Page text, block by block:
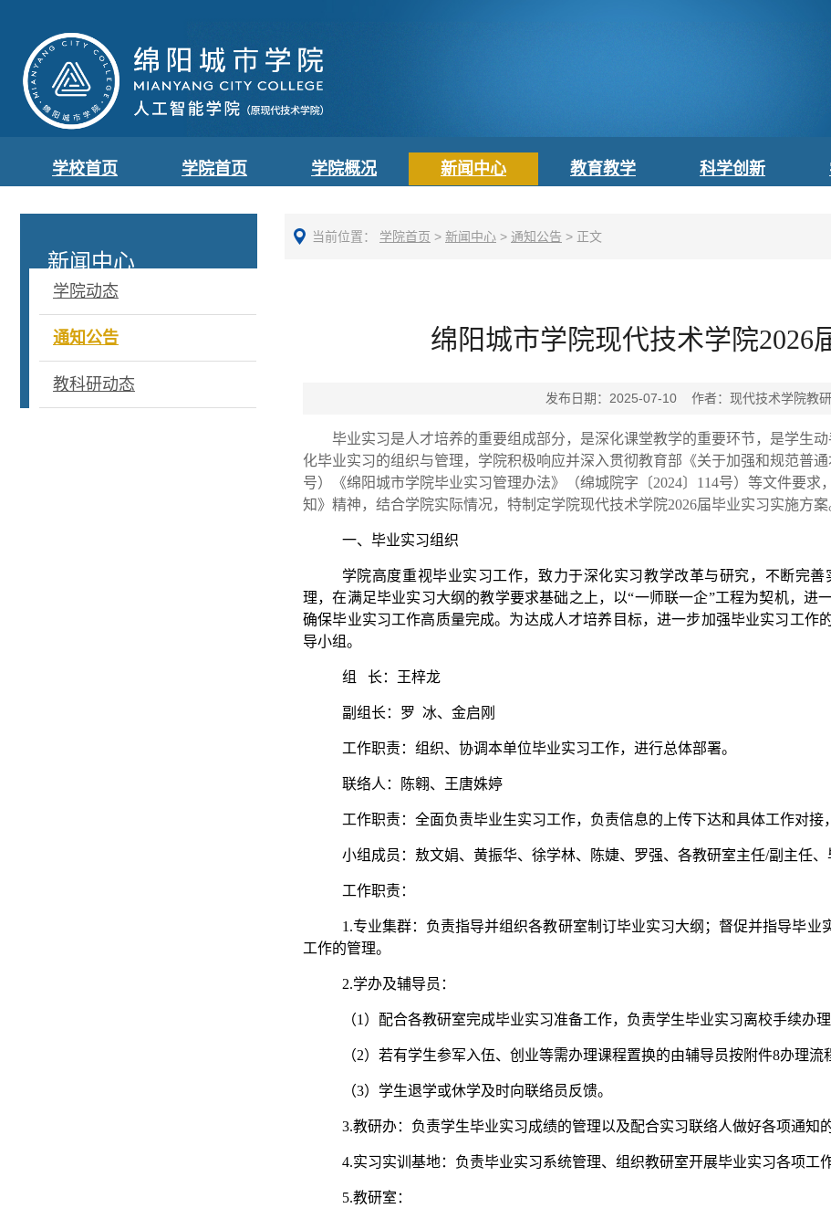
学校首页 学院首页 学院概况 新闻中心 教育教学 科学创新
新闻中心
学院动态
通知公告
教科研动态
当前位置： 学院首页 > 新闻中心 > 通知公告 > 正文
绵阳城市学院现代技术学院2026
发布日期：2025-07-10 作者：现代技术学院
毕业实习是人才培养的重要组成部分，是深化课堂教学的重要环节，是学生
化毕业实习的组织与管理，学院积极响应并深入贯彻教育部《关于加强和规范普
号）《绵阳城市学院毕业实习管理办法》（绵城院字〔2024〕114号）等文件要
知》精神，结合学院实际情况，特制定学院现代技术学院2026届毕业实习实施方案
一、毕业实习组织
学院高度重视毕业实习工作，致力于深化实习教学改革与研究，不断完
理，在满足毕业实习大纲的教学要求基础之上，以“一师联一企”工程为契机，进
确保毕业实习工作高质量完成。为达成人才培养目标，进一步加强毕业实习工作
导小组。
组 长：王梓龙
副组长：罗 冰、金启刚
工作职责：组织、协调本单位毕业实习工作，进行总体部署。
联络人：陈翱、王唐姝婷
工作职责：全面负责毕业生实习工作，负责信息的上传下达和具体工作对接
小组成员：敖文娟、黄振华、徐学林、陈婕、罗强、各教研室主任/副主任
工作职责：
1.专业集群：负责指导并组织各教研室制订毕业实习大纲；督促并指导毕
工作的管理。
2.学办及辅导员：
（1）配合各教研室完成毕业实习准备工作，负责学生毕业实习离校手续办
（2）若有学生参军入伍、创业等需办理课程置换的由辅导员按附件8办理流
（3）学生退学或休学及时向联络员反馈。
3.教研办：负责学生毕业实习成绩的管理以及配合实习联络人做好各项通知
4.实习实训基地：负责毕业实习系统管理、组织教研室开展毕业实习各项工
5.教研室：